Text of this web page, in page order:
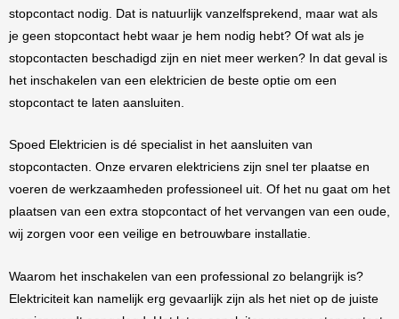
stopcontact nodig. Dat is natuurlijk vanzelfsprekend, maar wat als
je geen stopcontact hebt waar je hem nodig hebt? Of wat als je
stopcontacten beschadigd zijn en niet meer werken? In dat geval is
het inschakelen van een elektricien de beste optie om een
stopcontact te laten aansluiten.
Spoed Elektricien is dé specialist in het aansluiten van
stopcontacten. Onze ervaren elektriciens zijn snel ter plaatse en
voeren de werkzaamheden professioneel uit. Of het nu gaat om het
plaatsen van een extra stopcontact of het vervangen van een oude,
wij zorgen voor een veilige en betrouwbare installatie.
Waarom het inschakelen van een professional zo belangrijk is?
Elektriciteit kan namelijk erg gevaarlijk zijn als het niet op de juiste